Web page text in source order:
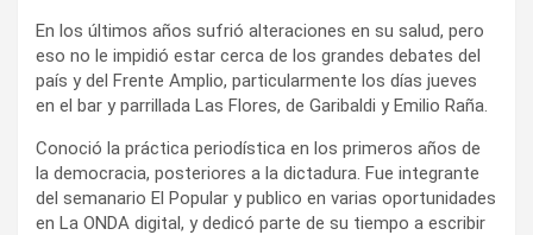
En los últimos años sufrió alteraciones en su salud, pero
eso no le impidió estar cerca de los grandes debates del
país y del Frente Amplio, particularmente los días jueves
en el bar y parrillada Las Flores, de Garibaldi y Emilio Raña.
Conoció la práctica periodística en los primeros años de
la democracia, posteriores a la dictadura. Fue integrante
del semanario El Popular y publico en varias oportunidades
en La ONDA digital, y dedicó parte de su tiempo a escribir